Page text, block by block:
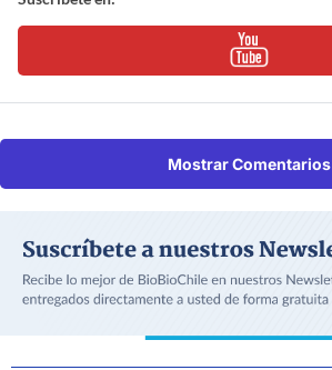
Mostrar Comentarios